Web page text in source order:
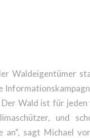
Waldeigentümer
Der Wald ist für jeden
und
an“, sagt Michael